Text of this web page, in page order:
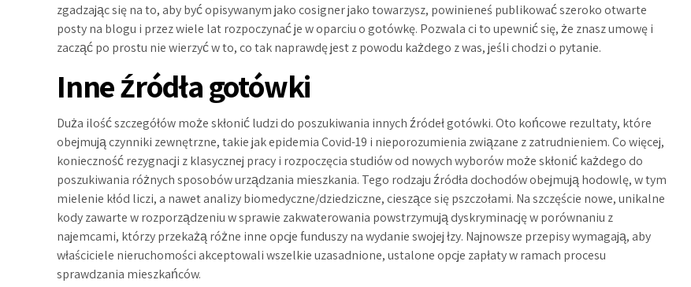
zgadzając się na to, aby być opisywanym jako cosigner jako towarzysz, powinieneś publikować szeroko otwarte
posty na blogu i przez wiele lat rozpoczynać je w oparciu o gotówkę. Pozwala ci to upewnić się, że znasz umowę i
zacząć po prostu nie wierzyć w to, co tak naprawdę jest z powodu każdego z was, jeśli chodzi o pytanie.
Inne źródła gotówki
Duża ilość szczegółów może skłonić ludzi do poszukiwania innych źródeł gotówki. Oto końcowe rezultaty, które
obejmują czynniki zewnętrzne, takie jak epidemia Covid-19 i nieporozumienia związane z zatrudnieniem. Co więcej,
konieczność rezygnacji z klasycznej pracy i rozpoczęcia studiów od nowych wyborów może skłonić każdego do
poszukiwania różnych sposobów urządzania mieszkania. Tego rodzaju źródła dochodów obejmują hodowlę, w tym
mielenie kłód liczi, a nawet analizy biomedyczne/dziedziczne, cieszące się pszczołami. Na szczęście nowe, unikalne
kody zawarte w rozporządzeniu w sprawie zakwaterowania powstrzymują dyskryminację w porównaniu z
najemcami, którzy przekażą różne inne opcje funduszy na wydanie swojej łzy. Najnowsze przepisy wymagają, aby
właściciele nieruchomości akceptowali wszelkie uzasadnione, ustalone opcje zapłaty w ramach procesu
sprawdzania mieszkańców.